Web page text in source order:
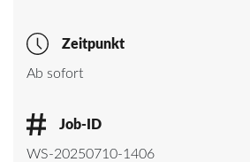
Zeitpunkt
Ab sofort
Job-ID
WS-20250710-1406